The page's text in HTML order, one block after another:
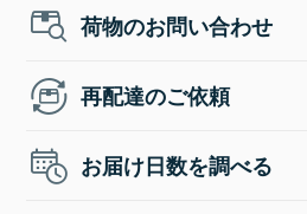
荷物のお問い合わせ
再配達のご依頼
お届け日数を調べる